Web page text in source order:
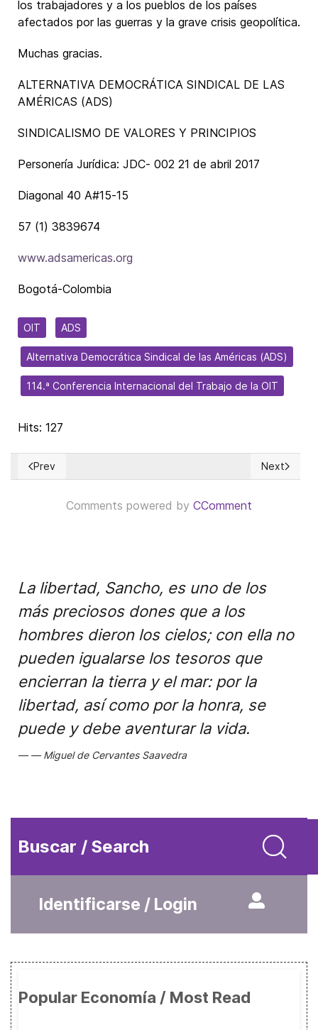
los trabajadores y a los pueblos de los países
afectados por las guerras y la grave crisis geopolítica.
Muchas gracias.
ALTERNATIVA DEMOCRÁTICA SINDICAL DE LAS
AMÉRICAS (ADS)
SINDICALISMO DE VALORES Y PRINCIPIOS
Personería Jurídica: JDC- 002 21 de abril 2017
Diagonal 40 A#15-15
57 (1) 3839674
www.adsamericas.org
Bogotá-Colombia
OIT ADS
Alternativa Democrática Sindical de las Américas (ADS)
114.ª Conferencia Internacional del Trabajo de la OIT
Hits: 127
Previous article: Declaración en apoyo al pueblo
Prev Next
Next
Comments powered by CComment
La libertad, Sancho, es uno de los
más preciosos dones que a los
hombres dieron los cielos; con ella no
pueden igualarse los tesoros que
encierran la tierra y el mar: por la
libertad, así como por la honra, se
puede y debe aventurar la vida.
Miguel de Cervantes Saavedra
Buscar / Search
Identificarse / Login
Popular Economía / Most Read